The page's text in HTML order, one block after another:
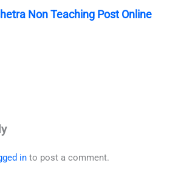
Non Teaching Post Online
in to post a comment.